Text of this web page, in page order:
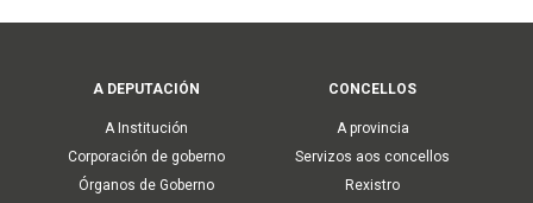
navigation
A DEPUTACIÓN
A Institución
Corporación de goberno
Órganos de Goberno
CONCELLOS
A provincia
Servizos aos concellos
Rexistro